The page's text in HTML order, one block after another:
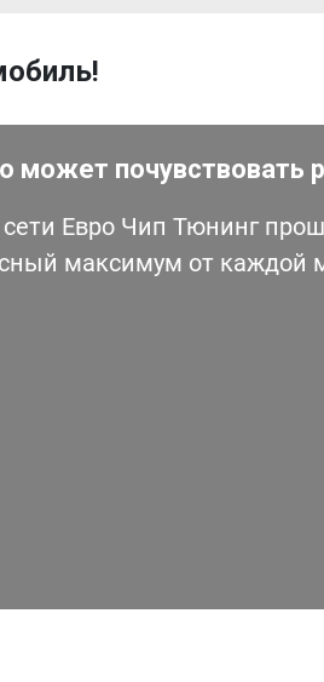
может почувствовать
Евро Чип Тюнинг
максимум от